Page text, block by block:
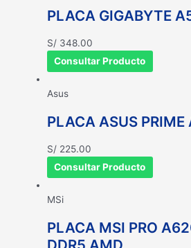
PLACA GIGABYTE
S/ 348.00
Consultar Producto
Asus
PLACA ASUS
S/ 225.00
Consultar Producto
MSi
PLACA MSI PRO